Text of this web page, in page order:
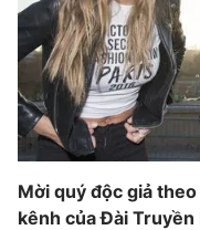
Mời quý độc giả
kênh của Đài Truyền